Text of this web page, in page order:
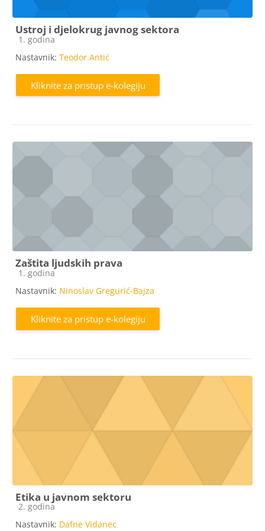
Ustroj i djelokrug javnog sektora
Kategorija e-kolegija
1. godina
Nastavnik: Teodor Antić
Kliknite za pristup e-kolegiju
Zaštita ljudskih prava
Kategorija e-kolegija
1. godina
Nastavnik: Ninoslav Gregurić-Bajza
Kliknite za pristup e-kolegiju
Etika u javnom sektoru
Kategorija e-kolegija
2. godina
Nastavnik: Dafne Vidanec